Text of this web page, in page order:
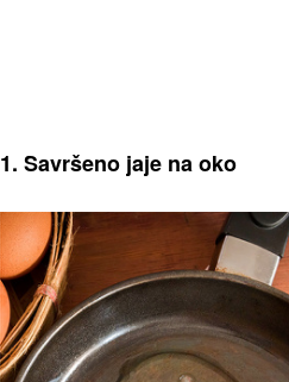
1. Savršeno jaje na oko